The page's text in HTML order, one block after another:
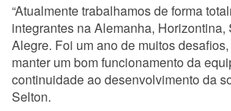
“Atualmente trabalhamos de forma
integrantes na Alemanha, Horizontina,
Alegre. Foi um ano de muitos
manter um bom funcionamento da
continuidade ao desenvolvimento da
Selton.